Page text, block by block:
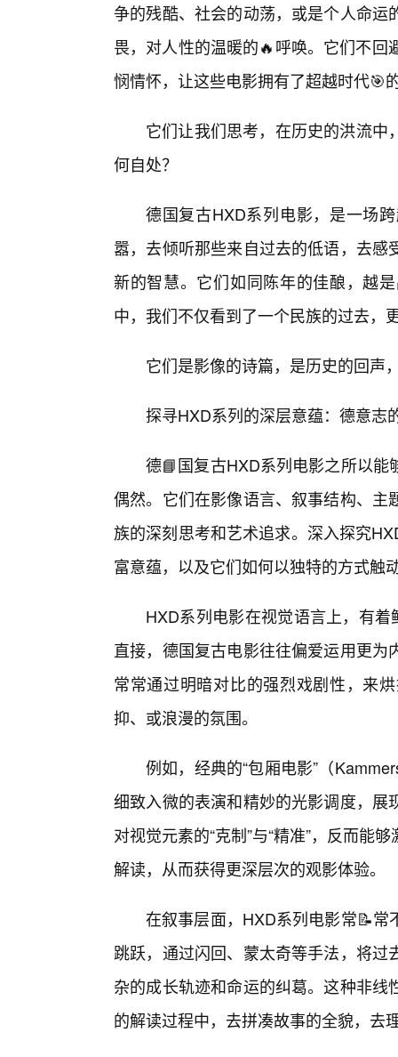
争的残酷、社会的动荡，或是个人命
畏，对人性的温暖的🔥呼唤。它们不
悯情怀，让这些电影拥有了超越时代🎯
它们让我们思考，在历史的洪流
何自处？
德国复古HXD系列电影，是一场
嚣，去倾听那些来自过去的低语，去
新的智慧。它们如同陈年的佳酿，越
中，我们不仅看到了一个民族的过去，
它们是影像的诗篇，是历史的回声
探寻HXD系列的深层意蕴：德意志
德📘国复古HXD系列电影之所以
偶然。它们在影像语言、叙事结构、
族的深刻思考和艺术追求。深入探究
富意蕴，以及它们如何以独特的方式触
HXD系列电影在视觉语言上，有
直接，德国复古电影往往偏爱运用更
常常通过明暗对比的强烈戏剧性，来
抑、或浪漫的氛围。
例如，经典的“包厢电影”（
细致入微的表演和精妙的光影调度，
对视觉元素的“克制”与“精准”，反而能
解读，从而获得更深层次的观影体验。
在叙事层面，HXD系列电影常📝
跳跃，通过闪回、蒙太奇等手法，将
杂的成长轨迹和命运的纠葛。这种非
的解读过程中，去拼凑故事的全貌，去